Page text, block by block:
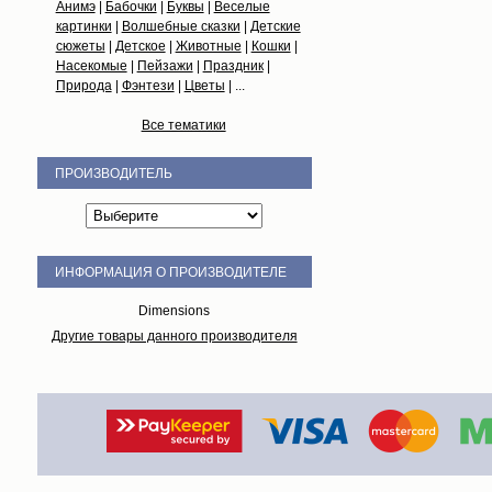
Анимэ| Бабочки Буквы
Веселые
картинки
Волшебные сказки
Детские
сюжеты
Детское Животные Кошки
Насекомые
Пейзажи Праздник|
Природа| Фэнтези Цветы | ...
Все тематики
ПРОИЗВОДИТЕЛЬ
ИНФОРМАЦИЯ О ПРОИЗВОДИТЕЛЕ
Dimensions
Другие товары данного производителя